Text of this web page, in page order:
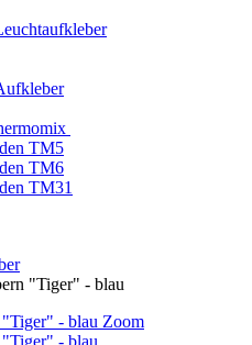
TM5
TM6
TM31
"Tiger" - blau
Zoom